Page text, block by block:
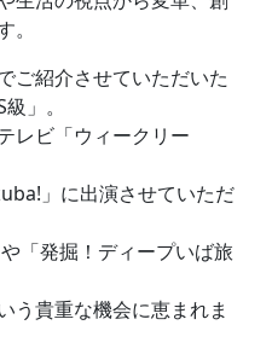
ご紹介させていただいた
」。
レビ「ウィークリー
」に出演させていただ
「発掘！ディープいば旅
う貴重な機会に恵まれま